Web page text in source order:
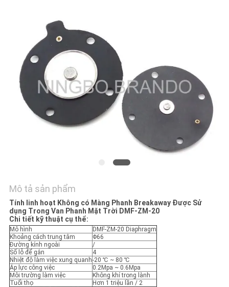
CẦU
ĐẶT
GIÁ
COMPANY
ĐỒ
TRANG
WEB
CHÍNH
SÁCH
Mô tả sản phẩm
Tính linh hoạt Không có Màng Phanh Breakaway Được Sử
dụng Trong Van Phanh Mặt Trời DMF-ZM-20
Chi tiết kỹ thuật cụ thể:
Mô hình
DMF-ZM-20 Diaphragm
Khoảng cách trung tâm
Φ66
Đường kính ngoài
/
Số lỗ để gắn
4
Nhiệt độ làm việc xung quanh-20 ℃ ~ 80 ℃
Áp lực công việc
0.2Mpa ~ 0.6Mpa
Môi trường làm việc
Không khí trong lành
Tuổi thọ
Hơn 1 triệu lần / 2